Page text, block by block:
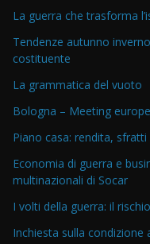
La guerra che trasforma
Tendenze autunno
costituente
La grammatica del vuoto
Bologna – Meeting
Piano casa: rendita,
Economia di guerra e
multinazionali di Socar
I volti della guerra: il
Inchiesta sulla condizione